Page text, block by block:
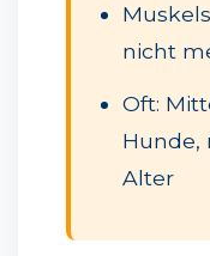
nicht
Oft:
Hunde,
Alter